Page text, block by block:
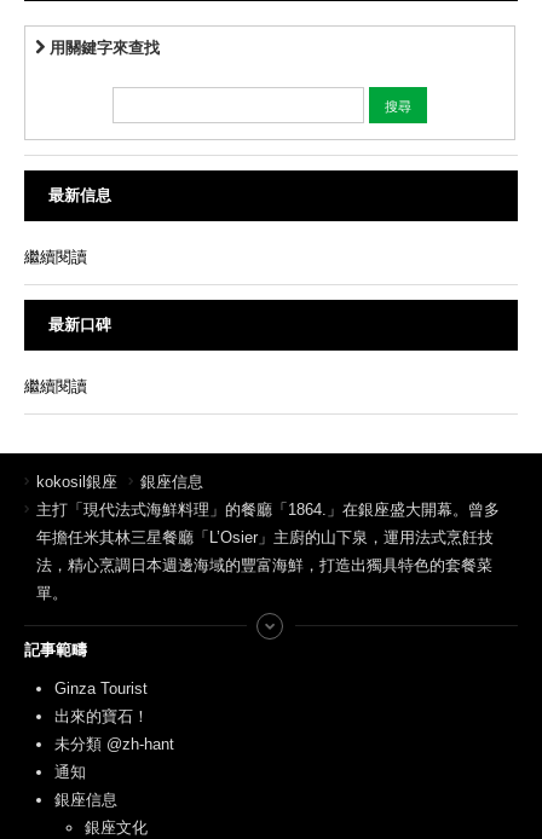
用關鍵字來查找
最新信息
繼續閱讀
最新口碑
繼續閱讀
kokosil銀座
銀座信息
主打「現代法式海鮮料理」的餐廳「1864.」在銀座盛大開幕。曾多
年擔任米其林三星餐廳「L’Osier」主廚的山下泉，運用法式烹飪技
法，精心烹調日本週邊海域的豐富海鮮，打造出獨具特色的套餐菜
單。
記事範疇
Ginza Tourist
出來的寶石！
未分類 @zh-hant
通知
銀座信息
銀座文化